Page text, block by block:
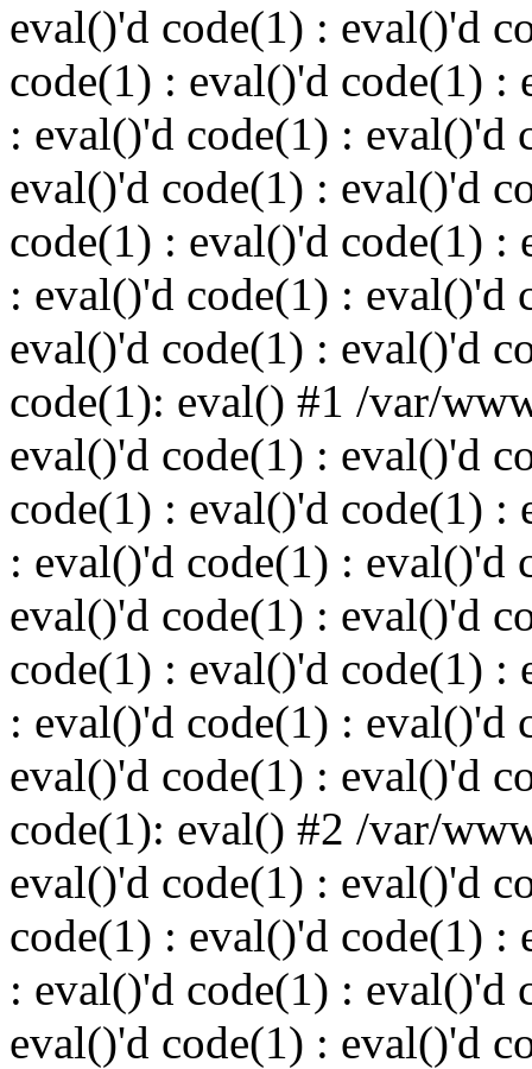
eval()'d code(1) : eval()'d
code(1) : eval()'d code(1) :
: eval()'d code(1) : eval()'d
eval()'d code(1) : eval()'d
code(1) : eval()'d code(1) :
: eval()'d code(1) : eval()'d
eval()'d code(1) : eval()'d
code(1): eval() #1 /var/
eval()'d code(1) : eval()'d
code(1) : eval()'d code(1) :
: eval()'d code(1) : eval()'d
eval()'d code(1) : eval()'d
code(1) : eval()'d code(1) :
: eval()'d code(1) : eval()'d
eval()'d code(1) : eval()'d
code(1): eval() #2 /var/
eval()'d code(1) : eval()'d
code(1) : eval()'d code(1) :
: eval()'d code(1) : eval()'d
eval()'d code(1) : eval()'d